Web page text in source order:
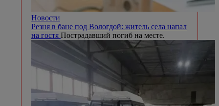
Новости
Резня в бане под Вологдой: житель села напал
на гостя Пострадавший погиб на месте.